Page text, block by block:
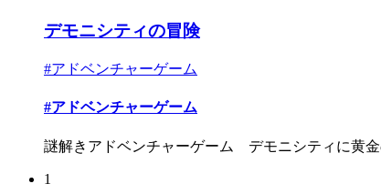
デモニシティの冒険
#アドベンチャーゲーム
#アドベンチャーゲーム
謎解きアドベンチャーゲーム デモニシティに黄金
1